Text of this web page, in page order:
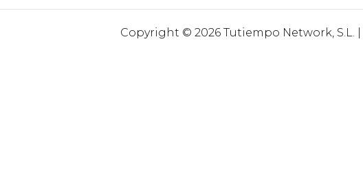
Copyright © 2026 Tutiempo Network, S.L. |